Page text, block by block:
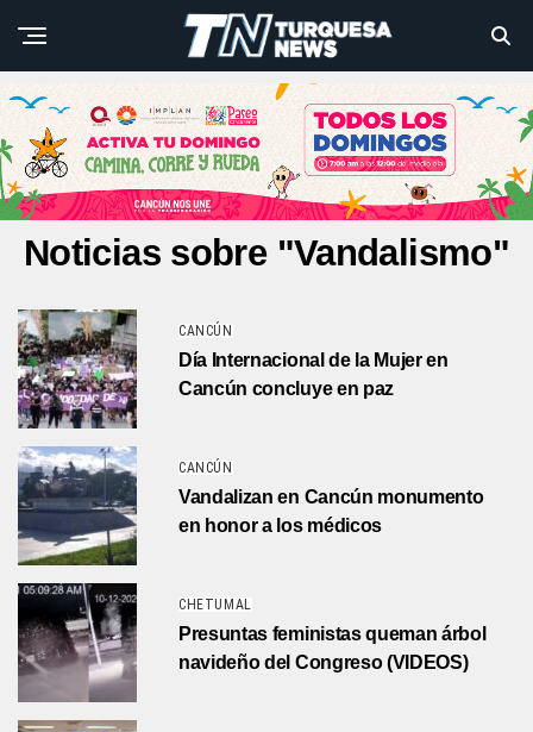
Noticias sobre "Vandalismo"
CANCÚN
Día Internacional de la Mujer en
Cancún concluye en paz
CANCÚN
Vandalizan en Cancún monumento
en honor a los médicos
CHETUMAL
Presuntas feministas queman árbol
navideño del Congreso (VIDEOS)